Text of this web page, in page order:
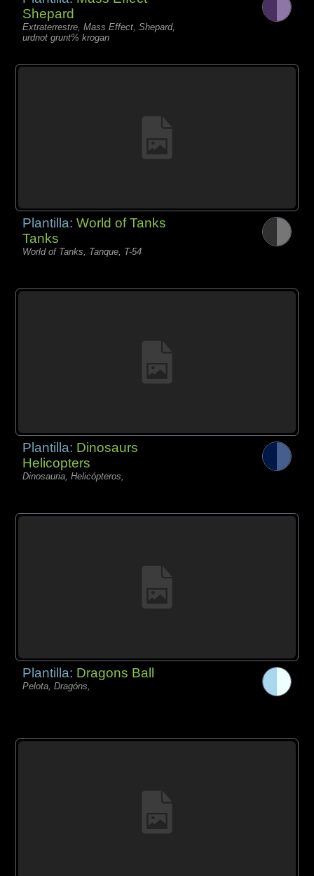
Shepard
Extraterrestre, Mass Effect, Shepard,
urdnot grunt% krogan
Plantilla:World of Tanks
Tanks
World of Tanks, Tanque, T-54
Plantilla: Dinosaurs
Helicopters
Dinosauria, Helicópteros,
Plantilla: Dragons Ball
Pelota, Dragóns,